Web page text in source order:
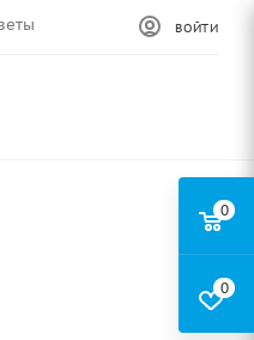
ВОЙТИ
0
0